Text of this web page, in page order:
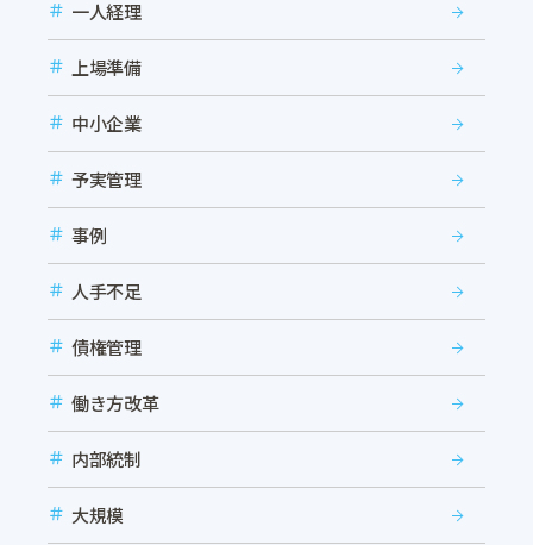
一人経理
上場準備
中小企業
予実管理
事例
人手不足
債権管理
働き方改革
内部統制
大規模